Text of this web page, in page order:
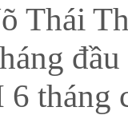
tháng